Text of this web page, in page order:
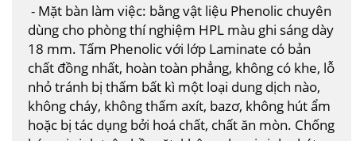
- Mặt bàn làm việc: bằng vật liệu Phenolic chuyên
dùng cho phòng thí nghiệm HPL màu ghi sáng dày
18 mm. Tấm Phenolic với lớp Laminate có bản
chất đồng nhất, hoàn toàn phẳng, không có khe, lỗ
nhỏ tránh bị thấm bất kì một loại dung dịch nào,
không cháy, không thấm axít, bazơ, không hút ẩm
hoặc bị tác dụng bởi hoá chất, chất ăn mòn. Chống